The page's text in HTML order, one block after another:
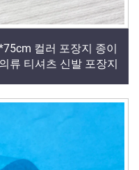
컬러 포장지 종이
류 티셔츠 신발 포장지